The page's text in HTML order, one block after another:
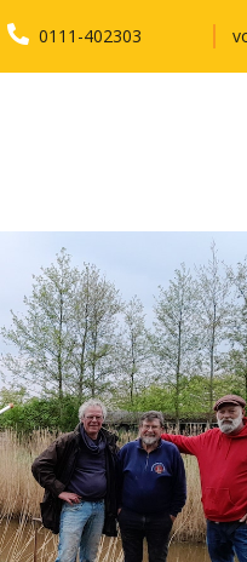
0111-402303